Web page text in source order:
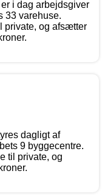
i dag arbejdsgiver
33 varehuse.
private, og afsætter
dagligt af
9 byggecentre.
til private, og